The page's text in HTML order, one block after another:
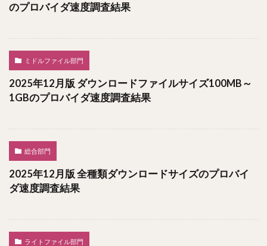
のプロバイダ速度調査結果
ミドルファイル部門
2025年12月版 ダウンロードファイルサイズ100MB～
1GBのプロバイダ速度調査結果
総合部門
2025年12月版 全種類ダウンロードサイズのプロバイ
ダ速度調査結果
ライトファイル部門